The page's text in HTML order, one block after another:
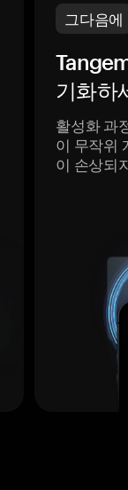
그다음에
기화하
활성화 과
이 무작위
이 손상되